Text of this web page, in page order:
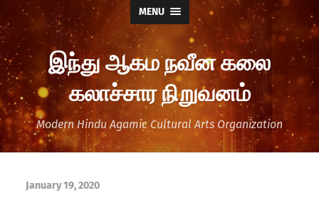
MENU
இந்து ஆகம நவீன கலை
கலாச்சார நிறுவனம்
Modern Hindu Agamic Cultural Arts Organization
January 19, 2020